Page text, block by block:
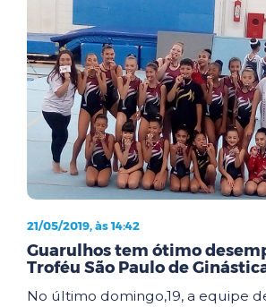
21/05/2019, às 14:42
Guarulhos tem ótimo
Troféu São Paulo de
No último domingo,19, a equipe